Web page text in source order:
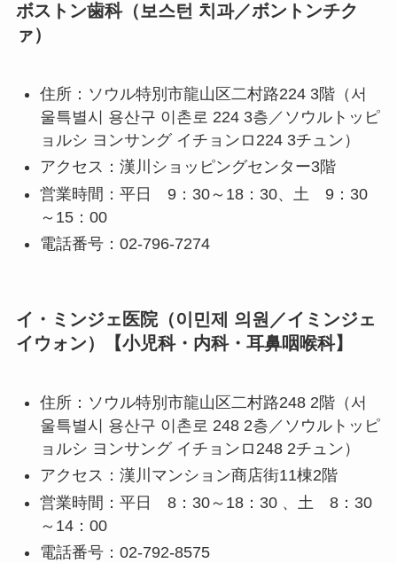
ボストン歯科（보스턴 치과／ボントンチク
ァ）
住所：ソウル特別市龍山区二村路224 3階（서
울특별시 용산구 이촌로 224 3층／ソウルトッピ
ョルシ ヨンサング イチョンロ224 3チュン）
アクセス：漢川ショッピングセンター3階
営業時間：平日 9：30～18：30、土 9：30
～15：00
電話番号：02-796-7274
イ・ミンジェ医院（이민제 의원／イミンジェ
イウォン）【小児科・内科・耳鼻咽喉科】
住所：ソウル特別市龍山区二村路248 2階（서
울특별시 용산구 이촌로 248 2층／ソウルトッピ
ョルシ ヨンサング イチョンロ248 2チュン）
アクセス：漢川マンション商店街11棟2階
営業時間：平日 8：30～18：30 、土 8：30
～14：00
電話番号：02-792-8575